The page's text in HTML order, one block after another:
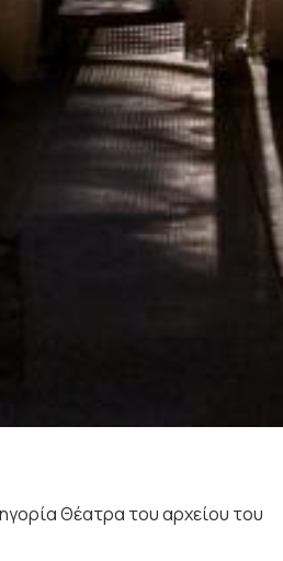
Θέατρα του αρχείου του